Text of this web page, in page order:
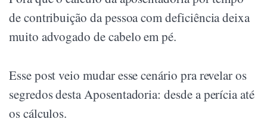
de contribuição da pessoa com deficiência deixa
muito advogado de cabelo em pé.
Esse post veio mudar esse cenário pra revelar os
segredos desta Aposentadoria: desde a perícia até
os cálculos.